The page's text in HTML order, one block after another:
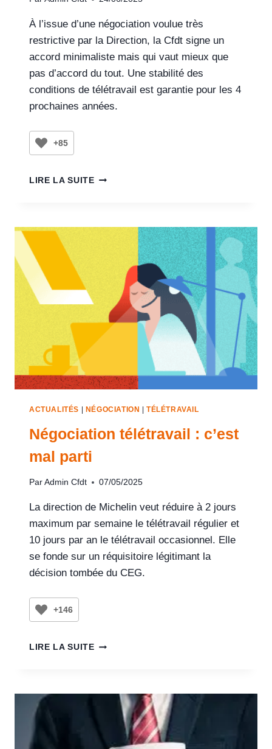
À l’issue d’une négociation voulue très
restrictive par la Direction, la Cfdt signe un
accord minimaliste mais qui vaut mieux que
pas d’accord du tout. Une stabilité des
conditions de télétravail est garantie pour les 4
prochaines années.
+85
LIRE LA SUITE
ACTUALITÉS NÉGOCIATION |TÉLÉTRAVAIL
Négociation télétravail : c’est
mal parti
Par Admin Cfdt 07/05/2025
La direction de Michelin veut réduire à 2 jours
maximum par semaine le télétravail régulier et
10 jours par an le télétravail occasionnel. Elle
se fonde sur un réquisitoire légitimant la
décision tombée du CEG.
+146
LIRE LA SUITE